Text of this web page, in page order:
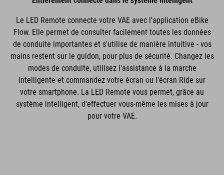
Le LED Remote connecte votre VAE avec l'application eBike
Flow. Elle permet de consulter facilement toutes les données
de conduite importantes et s'utilise de manière intuitive - vos
mains restent sur le guidon, pour plus de sécurité. Changez les
modes de conduite, utilisez l'assistance à la marche
intelligente et commandez votre écran ou l'écran Ride sur
votre smartphone. La LED Remote vous permet, grâce au
système intelligent, d'effectuer vous-même les mises à jour
pour votre VAE.